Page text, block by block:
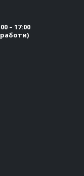
– 17:00
работи)